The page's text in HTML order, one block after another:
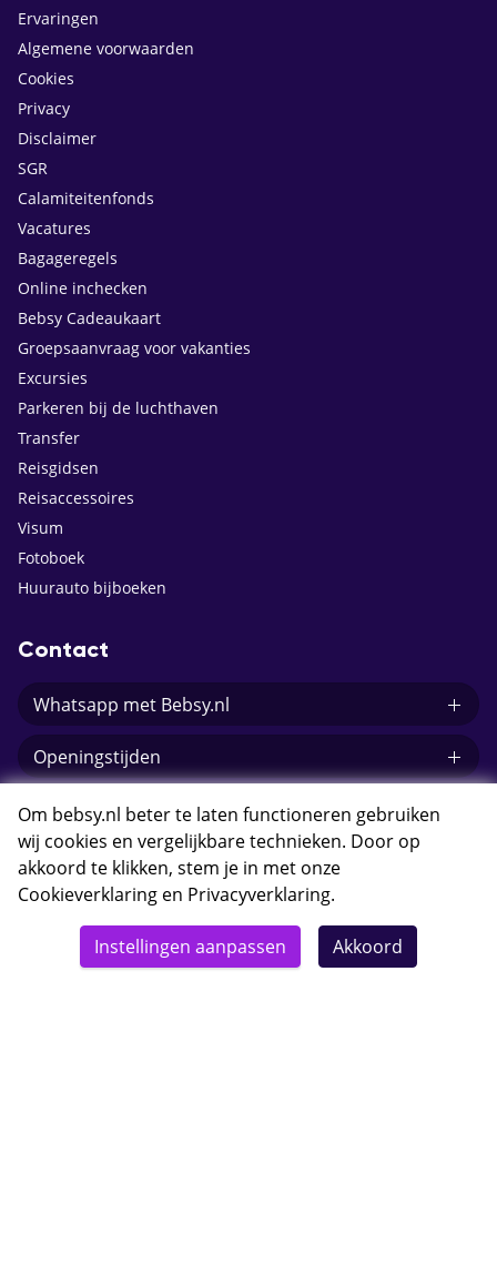
Ervaringen
Algemene voorwaarden
Cookies
Privacy
Disclaimer
SGR
Calamiteitenfonds
Vacatures
Bagageregels
Online inchecken
Bebsy Cadeaukaart
Groepsaanvraag voor vakanties
Excursies
Parkeren bij de luchthaven
Transfer
Reisgidsen
Reisaccessoires
Visum
Fotoboek
Huurauto bijboeken
Contact
Whatsapp met Bebsy.nl
Openingstijden
E-mail Bebsy.nl
© 2026 Bebsy.nl
Om bebsy.nl beter te laten functioneren gebruiken
wij cookies en vergelijkbare technieken. Door op
akkoord te klikken, stem je in met onze
Cookieverklaring en Privacyverklaring.
Instellingen aanpassen Akkoord